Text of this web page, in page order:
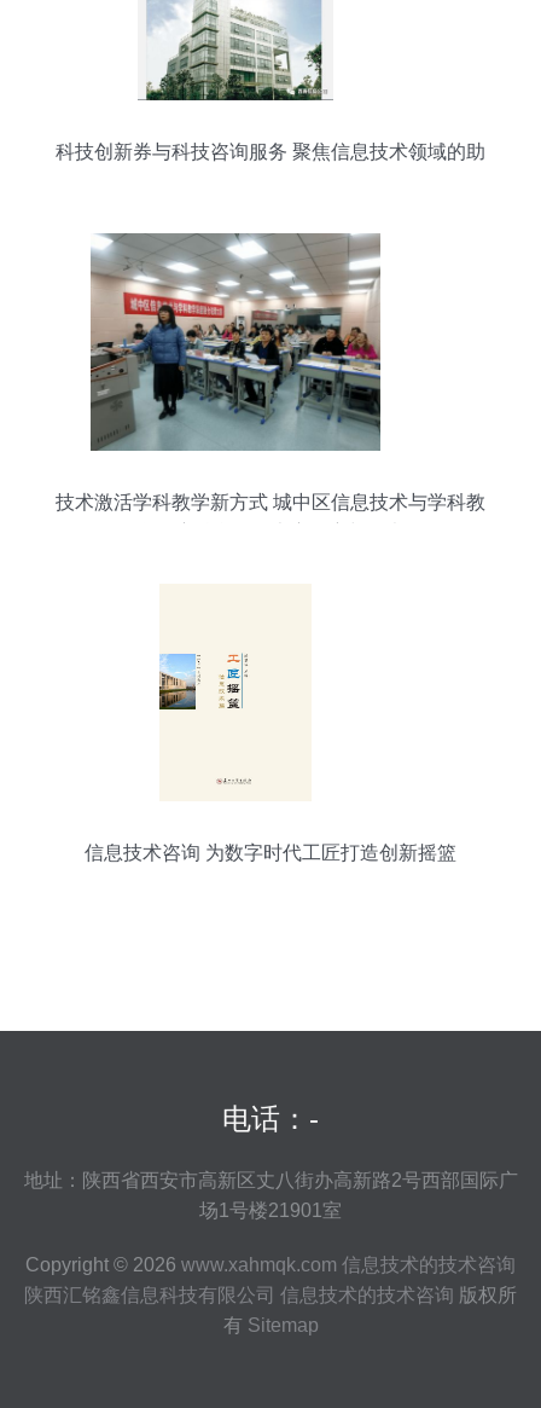
科技创新券与科技咨询服务 聚焦信息技术领域的助
技术激活学科教学新方式 城中区信息技术与学科教
信息技术咨询 为数字时代工匠打造创新摇篮
电话：-
地址：陕西省西安市高新区丈八街办高新路2号西部国际广
场1号楼21901室
Copyright © 2026 www.xahmqk.com 信息技术的技术咨询
陕西汇铭鑫信息科技有限公司 信息技术的技术咨询 版权所
有 Sitemap